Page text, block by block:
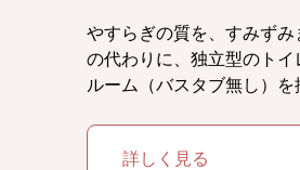
やすらぎの質を、すみず
の代わりに、独立型のト
ルーム（バスタブ無し）を
詳しく見る